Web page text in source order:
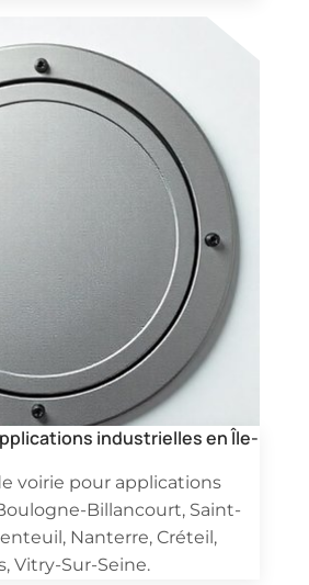
industrielles en Île-
voirie pour applications
Billancourt, Saint-
Nanterre, Créteil,
Vitry-Sur-Seine.